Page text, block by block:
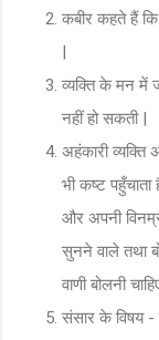
कबीर कहते हैं
|
व्यक्ति के मन में
नहीं हो सकती |
अहंकारी व्यक्ति
भी कष्ट पहुँचाता
और अपनी
सुनने वाले तथा
वाणी बोलनी
संसार के विषय -